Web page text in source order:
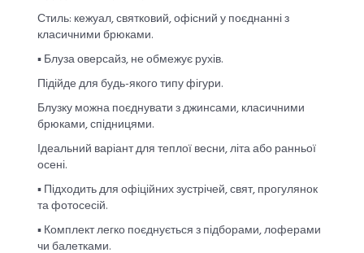
Стиль: кежуал, святковий, офісний у поєднанні з
класичними брюками.
▪︎ Блуза оверсайз, не обмежує рухів.
Підійде для будь-якого типу фігури.
Блузку можна поєднувати з джинсами, класичними
брюками, спідницями.
Ідеальний варіант для теплої весни, літа або ранньої
осені.
▪︎ Підходить для офіційних зустрічей, свят, прогулянок
та фотосесій.
▪︎ Комплект легко поєднується з підборами, лоферами
чи балетками.